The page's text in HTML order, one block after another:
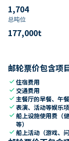
1,704
总吨位
177,000t
邮轮票价包含项
check住宿费用
check 交通费用
check 主餐厅的早餐、午
check表演、活动等娱乐
check船上设施使用费（
等）
check船上活动（游戏、